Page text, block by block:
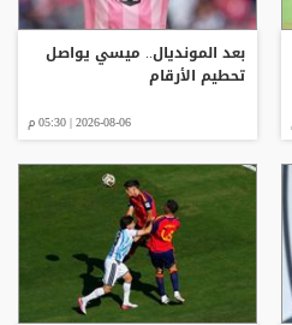
بعد المونديال.. ميسي يواصل
تحطيم الأرقام
2026-08-06 | 05:30 م